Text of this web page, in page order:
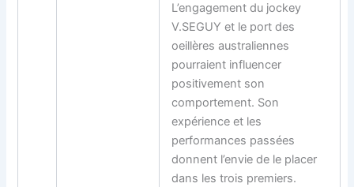
L’engagement du jockey
V.SEGUY et le port des
oeillères australiennes
pourraient influencer
positivement son
comportement. Son
expérience et les
performances passées
donnent l’envie de le placer
dans les trois premiers.